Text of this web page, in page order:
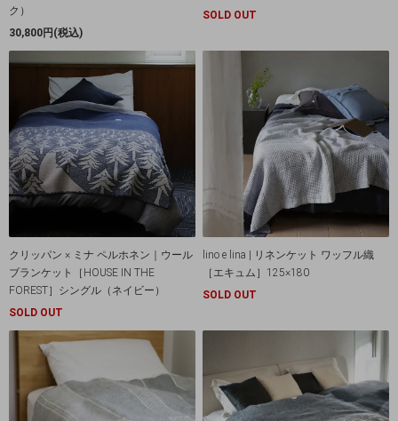
ク）
30,800円(税込)
SOLD OUT
クリッパン × ミナ ペルホネン｜ウール
ブランケット［HOUSE IN THE
FOREST］シングル（ネイビー）
SOLD OUT
lino e lina | リネンケット ワッフル織
［エキュム］125×180
SOLD OUT